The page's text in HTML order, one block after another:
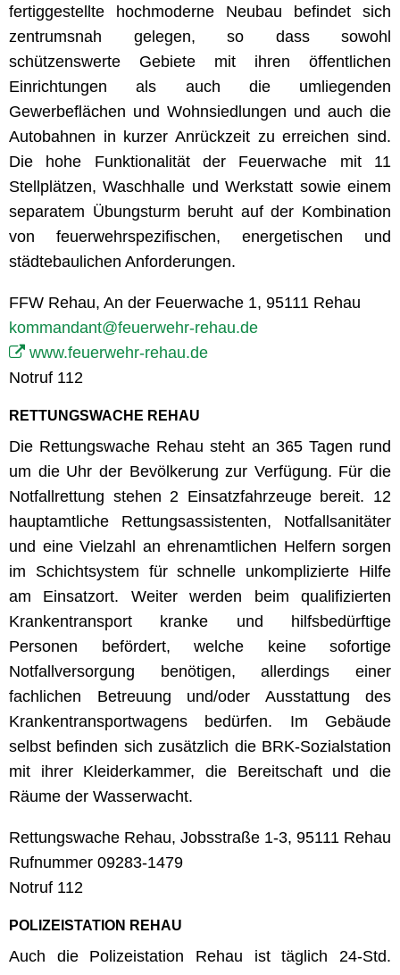
fertiggestellte hochmoderne Neubau befindet sich
zentrumsnah gelegen, so dass sowohl
schützenswerte Gebiete mit ihren öffentlichen
Einrichtungen als auch die umliegenden
Gewerbeflächen und Wohnsiedlungen und auch die
Autobahnen in kurzer Anrückzeit zu erreichen sind.
Die hohe Funktionalität der Feuerwache mit 11
Stellplätzen, Waschhalle und Werkstatt sowie einem
separatem Übungsturm beruht auf der Kombination
von feuerwehrspezifischen, energetischen und
städtebaulichen Anforderungen.
FFW Rehau, An der Feuerwache 1, 95111 Rehau
kommandant@feuerwehr-rehau.de
www.feuerwehr-rehau.de
Notruf 112
RETTUNGSWACHE REHAU
Die Rettungswache Rehau steht an 365 Tagen rund
um die Uhr der Bevölkerung zur Verfügung. Für die
Notfallrettung stehen 2 Einsatzfahrzeuge bereit. 12
hauptamtliche Rettungsassistenten, Notfallsanitäter
und eine Vielzahl an ehrenamtlichen Helfern sorgen
im Schichtsystem für schnelle unkomplizierte Hilfe
am Einsatzort. Weiter werden beim qualifizierten
Krankentransport kranke und hilfsbedürftige
Personen befördert, welche keine sofortige
Notfallversorgung benötigen, allerdings einer
fachlichen Betreuung und/oder Ausstattung des
Krankentransportwagens bedürfen. Im Gebäude
selbst befinden sich zusätzlich die BRK-Sozialstation
mit ihrer Kleiderkammer, die Bereitschaft und die
Räume der Wasserwacht.
Rettungswache Rehau, Jobsstraße 1-3, 95111 Rehau
Rufnummer 09283-1479
Notruf 112
POLIZEISTATION REHAU
Auch die Polizeistation Rehau ist täglich 24-Std.